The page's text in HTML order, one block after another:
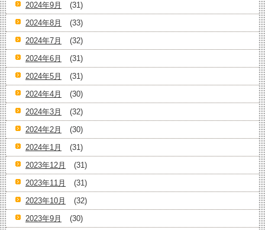
2024年9月
(31)
2024年8月
(33)
2024年7月
(32)
2024年6月
(31)
2024年5月
(31)
2024年4月
(30)
2024年3月
(32)
2024年2月
(30)
2024年1月
(31)
2023年12月
(31)
2023年11月
(31)
2023年10月
(32)
2023年9月
(30)